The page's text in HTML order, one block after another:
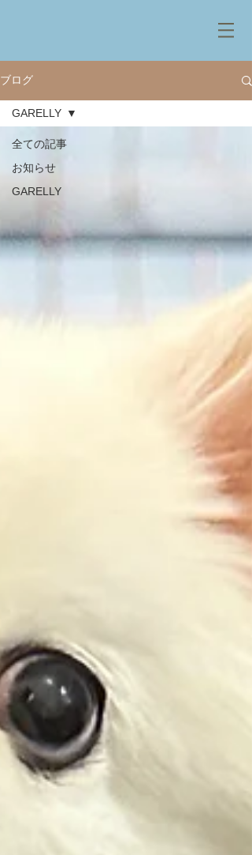
ブログ
全ての記事
お知らせ
GARELLY
GARELLY